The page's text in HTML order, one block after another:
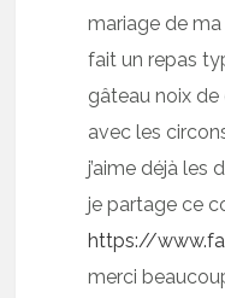
mariage de
fait un repas
gâteau noix de
avec les
j’aime déjà
je partage ce
https://
merci